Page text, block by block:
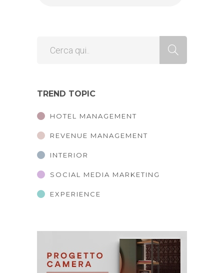
TREND TOPIC
HOTEL MANAGEMENT
REVENUE MANAGEMENT
INTERIOR
SOCIAL MEDIA MARKETING
EXPERIENCE